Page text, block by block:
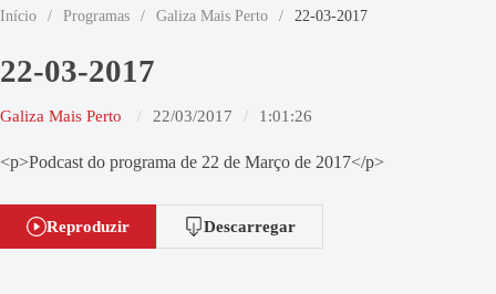
Início / Programas / Galiza Mais Perto / 22-03-2017
22-03-2017
Galiza Mais Perto 22/03/2017 1:01:26
<p>Podcast do programa de 22 de Março de 2017</p>
Reproduzir Descarregar